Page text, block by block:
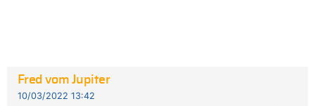
Fred vom Jupiter
10/03/2022 13:42